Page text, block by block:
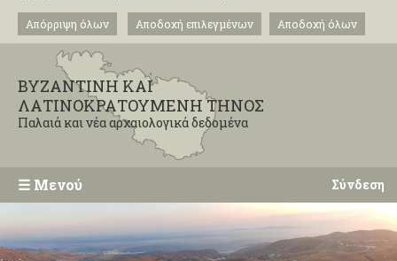
Απόρριψη όλων Αποδοχή επιλεγμένων Αποδοχή όλων
ΒΥΖΑΝΤΙΝΗ ΚΑΙ
ΛΑΤΙΝΟΚΡΑΤΟΥΜΕΝΗ ΤΗΝΟΣ
Παλαιά και νέα αρχαιολογικά δεδομένα
☰ Μενού Σύνδεση